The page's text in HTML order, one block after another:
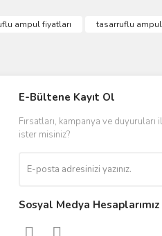
ampul fiyatları
tasarruflu
DRIVER & TRAFO
Led Driverlar
E-Bültene Kayıt Ol
Fırsatları, kampanya ve
ister misiniz?
Sosyal Medya Hesaplarımız